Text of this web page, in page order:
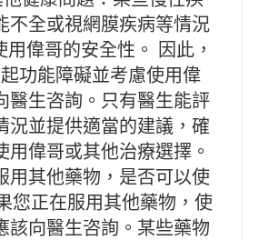
不全或視網膜疾病等情況
偉哥的安全性。 因此，
功能障礙並考慮使用偉
醫生咨詢。只有醫生能評
況並提供適當的建議，確
用偉哥或其他治療選擇。
用其他藥物，是否可以使
您正在服用其他藥物，使
該向醫生咨詢。某些藥物